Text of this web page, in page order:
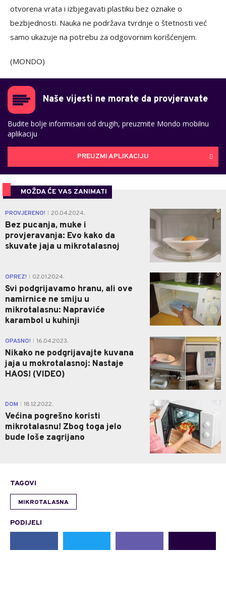
otvorena vrata i izbjegavati plastiku bez oznake o
bezbjednosti. Nauka ne podržava tvrdnje o štetnosti već
samo ukazuje na potrebu za odgovornim korišćenjem.
(MONDO)
Naše vijesti ne morate da provjeravate
Budite bolje informisani od drugih, preuzmite Mondo mobilnu
aplikaciju
PREUZMI APLIKACIJU
MOŽDA ĆE VAS ZANIMATI
PROVJERENO! 20.04.2024.
Bez pucanja, muke i
provjeravanja: Evo kako da
skuvate jaja u mikrotalasnoj
0
OPREZ! 02.01.2024.
Svi podgrijavamo hranu, ali ove
namirnice ne smiju u
mikrotalasnu: Napraviće
karambol u kuhinji
0
OPASNO! 16.04.2023.
Nikako ne podgrijavajte kuvana
jaja u mokrotalasnoj: Nastaje
HAOS! (VIDEO)
0
DOM 18.12.2022.
Većina pogrešno koristi
mikrotalasnu! Zbog toga jelo
bude loše zagrijano
0
TAGOVI
MIKROTALASNA
PODIJELI